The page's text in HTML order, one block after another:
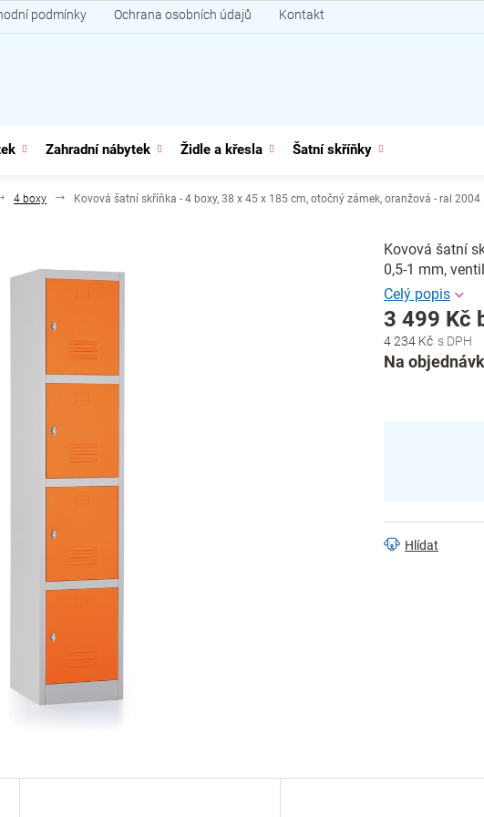
podmínky Ochrana osobních údajů Kontakt
Zahradní nábytek Židle a křesla Šatní skříňky
4 boxy Kovová šatní skříňka - 4 boxy, 38 x 45 x 185 cm, otočný zámek, oranžová - ral 2004
4 234 Kč
3 499 Kč
Měrná
cena:
Na
Kovová šatní
0,5-1 mm,
Hlídat